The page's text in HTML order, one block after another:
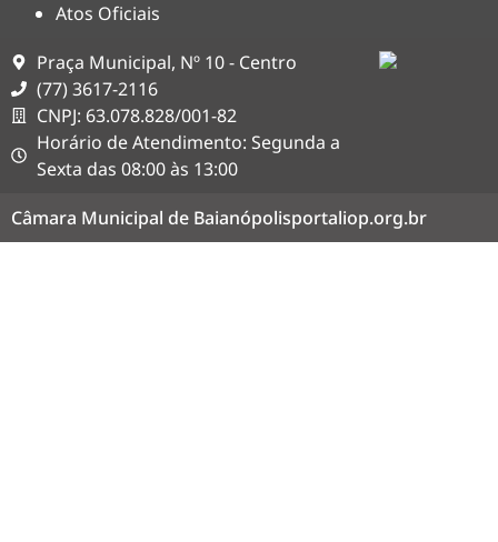
Atos Oficiais
Praça Municipal, Nº 10 - Centro
(77) 3617-2116
CNPJ: 63.078.828/001-82
Horário de Atendimento: Segunda a
Sexta das 08:00 às 13:00
Câmara Municipal de Baianópolisportaliop.org.br